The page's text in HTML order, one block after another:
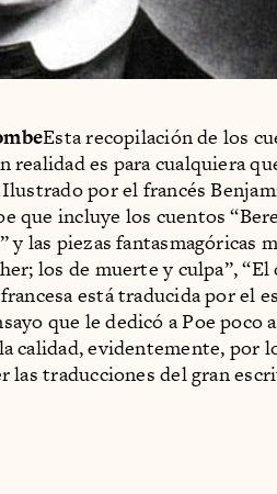
Esta recopilación de los
realidad es para cualquiera
por el francés
que incluye los cuentos
las piezas fantasmagóricas
los de muerte y culpa”,
está traducida por el
que le dedicó a Poe poco
calidad, evidentemente, por
las traducciones del gran